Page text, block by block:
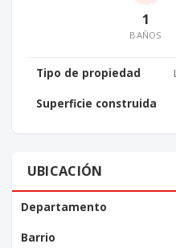
1
BAÑOS
Tipo de propiedad
Superficie construida
UBICACIÓN
Departamento
Barrio